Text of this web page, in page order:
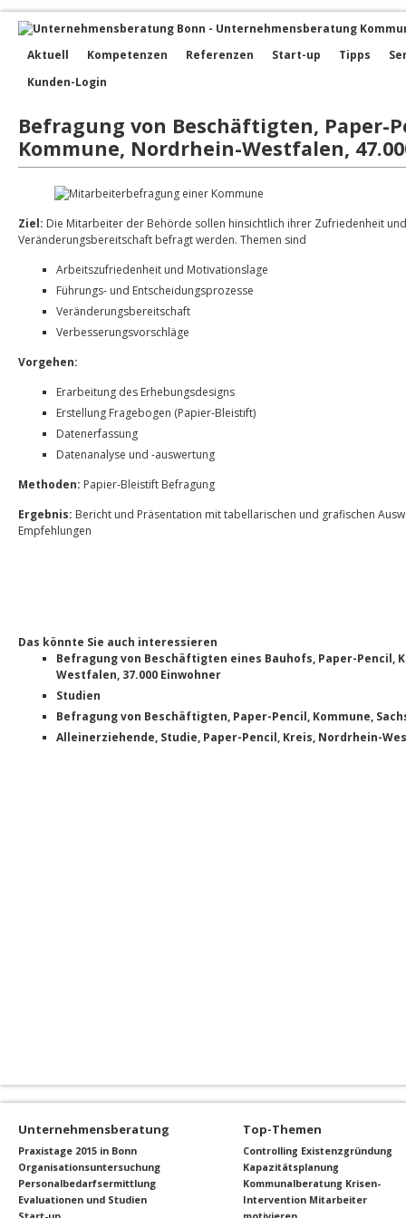
Aktuell Kompetenzen Referenzen Start-up Tipps
Kunden-Login
Befragung von Beschäftigten, Paper-
Kommune, Nordrhein-Westfalen,
Ziel: Die Mitarbeiter der Behörde sollen hinsichtlich ihrer Zufriedenheit
Veränderungsbereitschaft befragt werden. Themen sind
Arbeitszufriedenheit und Motivationslage
Führungs- und Entscheidungsprozesse
Veränderungsbereitschaft
Verbesserungsvorschläge
Vorgehen:
Erarbeitung des Erhebungsdesigns
Erstellung Fragebogen (Papier-Bleistift)
Datenerfassung
Datenanalyse und -auswertung
Methoden: Papier-Bleistift Befragung
Ergebnis: Bericht und Präsentation mit tabellarischen und grafischen
Empfehlungen
Das könnte Sie auch interessieren
Befragung von Beschäftigten eines Bauhofs, Paper-Pencil,
Westfalen, 37.000 Einwohner
Studien
Befragung von Beschäftigten, Paper-Pencil, Kommune,
Alleinerziehende, Studie, Paper-Pencil, Kreis, Nordrhein-
Unternehmensberatung
Praxistage 2015 in Bonn
Organisationsuntersuchung
Personalbedarfsermittlung
Evaluationen und Studien
Top-Themen
Controlling Existenzgründung
Kapazitätsplanung
Kommunalberatung Krisen-
Intervention Mitarbeiter